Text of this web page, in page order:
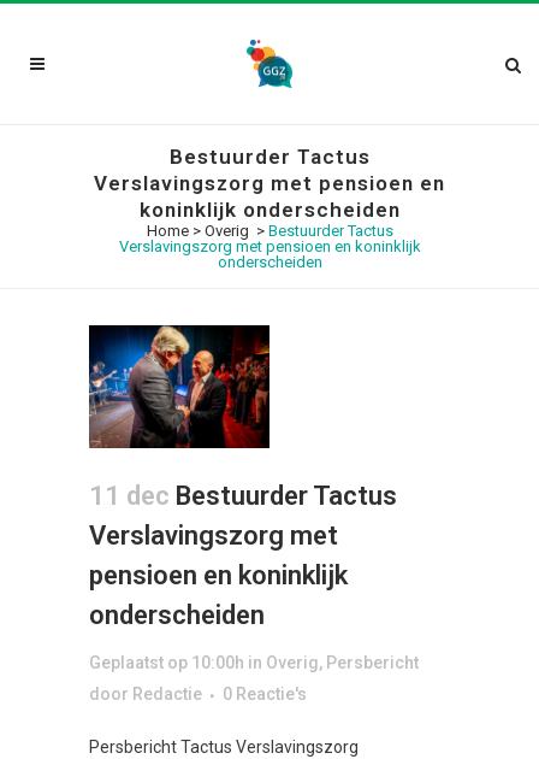
Bestuurder Tactus
Verslavingszorg met pensioen en
koninklijk onderscheiden
Home> Overig > Bestuurder Tactus
Verslavingszorg met pensioen en koninklijk
onderscheiden
11 dec Bestuurder Tactus
Verslavingszorg met
pensioen en koninklijk
onderscheiden
Geplaatst op 10:00h in Overig, Persbericht
door Redactie 0 Reactie's
Persbericht Tactus Verslavingszorg